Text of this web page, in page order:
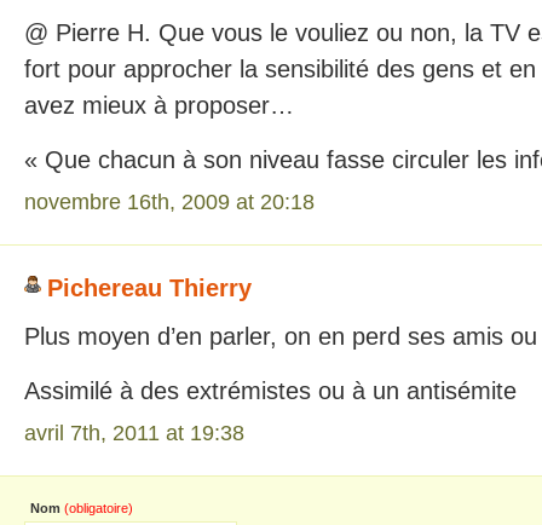
@ Pierre H. Que vous le vouliez ou non, la TV
fort pour approcher la sensibilité des gens et
avez mieux à proposer…
« Que chacun à son niveau fasse circuler les
novembre 16th, 2009 at 20:18
Pichereau Thierry
Plus moyen d’en parler, on en perd ses amis
Assimilé à des extrémistes ou à un antisémite
avril 7th, 2011 at 19:38
Nom (obligatoire)